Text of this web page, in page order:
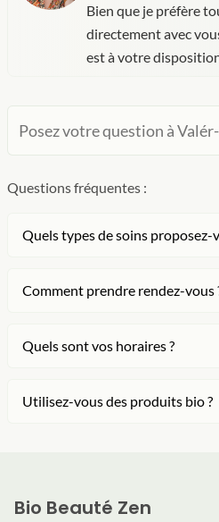
Bien que je préfère
directement avec
est à votre
Questions fréquentes :
Quels types de soins proposez-
Comment prendre rendez-vous
Quels sont vos horaires ?
Utilisez-vous des produits bio ?
Bio Beauté Zen